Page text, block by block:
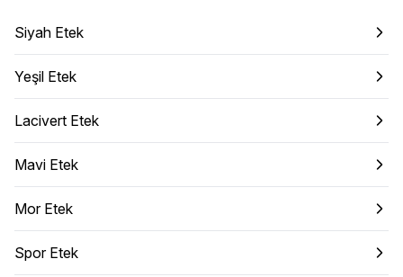
Siyah Etek
Yeşil Etek
Lacivert Etek
Mavi Etek
Mor Etek
Spor Etek